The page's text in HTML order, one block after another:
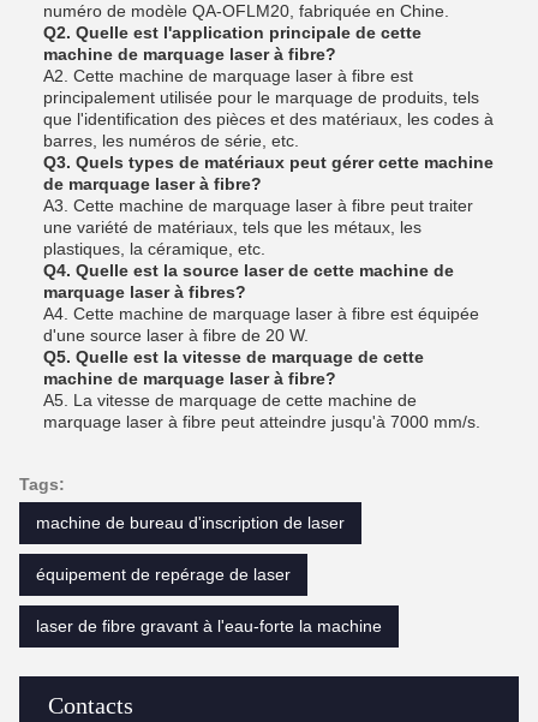
Contacts
numéro de modèle QA-OFLM20, fabriquée en Chine.
Q2. Quelle est l'application principale de cette
machine de marquage laser à fibre?
A2. Cette machine de marquage laser à fibre est
principalement utilisée pour le marquage de produits, tels
que l'identification des pièces et des matériaux, les codes à
barres, les numéros de série, etc.
Q3. Quels types de matériaux peut gérer cette machine
de marquage laser à fibre?
A3. Cette machine de marquage laser à fibre peut traiter
une variété de matériaux, tels que les métaux, les
plastiques, la céramique, etc.
Q4. Quelle est la source laser de cette machine de
marquage laser à fibres?
A4. Cette machine de marquage laser à fibre est équipée
d'une source laser à fibre de 20 W.
Q5. Quelle est la vitesse de marquage de cette
machine de marquage laser à fibre?
A5. La vitesse de marquage de cette machine de
marquage laser à fibre peut atteindre jusqu'à 7000 mm/s.
Tags:
machine de bureau d'inscription de laser
équipement de repérage de laser
laser de fibre gravant à l'eau-forte la machine